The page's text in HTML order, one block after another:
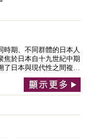
時期、不同群體的日本人
焦於日本自十九世紀中期
了日本與現代性之間複…